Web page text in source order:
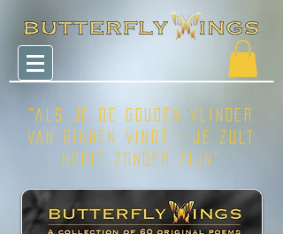
"als je de gouden vlinder
van binnen vindt - je zult
nooit zonder zijn"